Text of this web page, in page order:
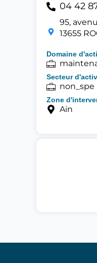
04 42
95,
13655
Domaine
Secteur
non_spe
Zone
Ain